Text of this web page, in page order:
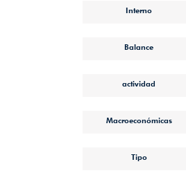
Interno
Balance
actividad
Macroeconómicas
Tipo